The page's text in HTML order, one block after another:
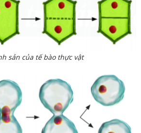
sản của tế bào thực vật